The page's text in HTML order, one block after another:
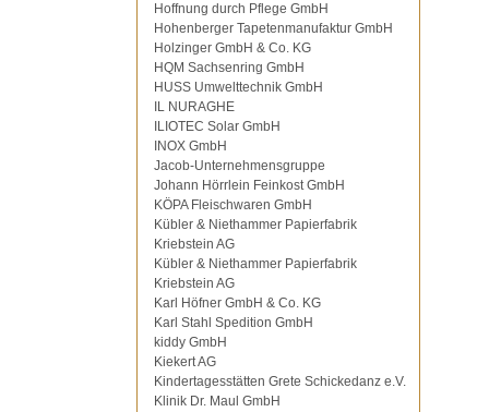
Hoffnung durch Pflege GmbH
Hohenberger Tapetenmanufaktur GmbH
Holzinger GmbH & Co. KG
HQM Sachsenring GmbH
HUSS Umwelttechnik GmbH
IL NURAGHE
ILIOTEC Solar GmbH
INOX GmbH
Jacob-Unternehmensgruppe
Johann Hörrlein Feinkost GmbH
KÖPA Fleischwaren GmbH
Kübler & Niethammer Papierfabrik
Kriebstein AG
Kübler & Niethammer Papierfabrik
Kriebstein AG
Karl Höfner GmbH & Co. KG
Karl Stahl Spedition GmbH
kiddy GmbH
Kiekert AG
Kindertagesstätten Grete Schickedanz e.V.
Klinik Dr. Maul GmbH